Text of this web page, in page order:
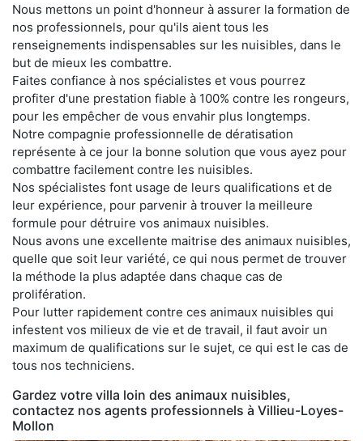
Nous mettons un point d'honneur à assurer la formation de
nos professionnels, pour qu'ils aient tous les
renseignements indispensables sur les nuisibles, dans le
but de mieux les combattre.
Faites confiance à nos spécialistes et vous pourrez
profiter d'une prestation fiable à 100% contre les rongeurs,
pour les empêcher de vous envahir plus longtemps.
Notre compagnie professionnelle de dératisation
représente à ce jour la bonne solution que vous ayez pour
combattre facilement contre les nuisibles.
Nos spécialistes font usage de leurs qualifications et de
leur expérience, pour parvenir à trouver la meilleure
formule pour détruire vos animaux nuisibles.
Nous avons une excellente maitrise des animaux nuisibles,
quelle que soit leur variété, ce qui nous permet de trouver
la méthode la plus adaptée dans chaque cas de
prolifération.
Pour lutter rapidement contre ces animaux nuisibles qui
infestent vos milieux de vie et de travail, il faut avoir un
maximum de qualifications sur le sujet, ce qui est le cas de
tous nos techniciens.
Gardez votre villa loin des animaux nuisibles,
contactez nos agents professionnels à Villieu-Loyes-
Mollon